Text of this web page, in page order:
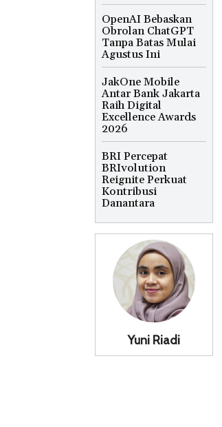
OpenAI Bebaskan
Obrolan ChatGPT
Tanpa Batas Mulai
Agustus Ini
JakOne Mobile
Antar Bank Jakarta
Raih Digital
Excellence Awards
2026
BRI Percepat
BRIvolution
Reignite Perkuat
Kontribusi
Danantara
Yuni Riadi